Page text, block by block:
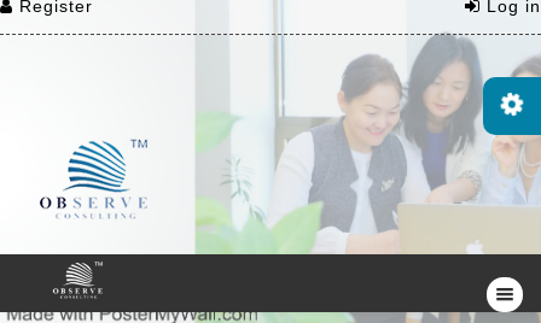
Register Log in